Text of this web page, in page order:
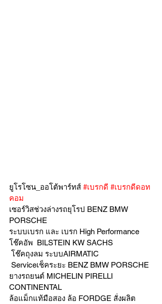
ยูโรโซน_ออโต้พาร์ทส์ #เบรกดี #เบรกดีดอท
คอม
เซอร์วิสช่วงล่างรถยุโรป BENZ BMW
PORSCHE
ระบบเบรก และ เบรก High Performance
โช๊คอัพ  BILSTEIN KW SACHS
โช๊คถุงลม ระบบAIRMATIC
Serviceเช็คระยะ BENZ BMW PORSCHE
ยางรถยนต์ MICHELIN PIRELLI
CONTINENTAL
ล้อแม็กแท้มือสอง ล้อ FORDGE สั่งผลิต